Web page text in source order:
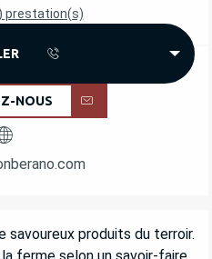
prestation(s)
NOUS
savoureux produits du terroir.